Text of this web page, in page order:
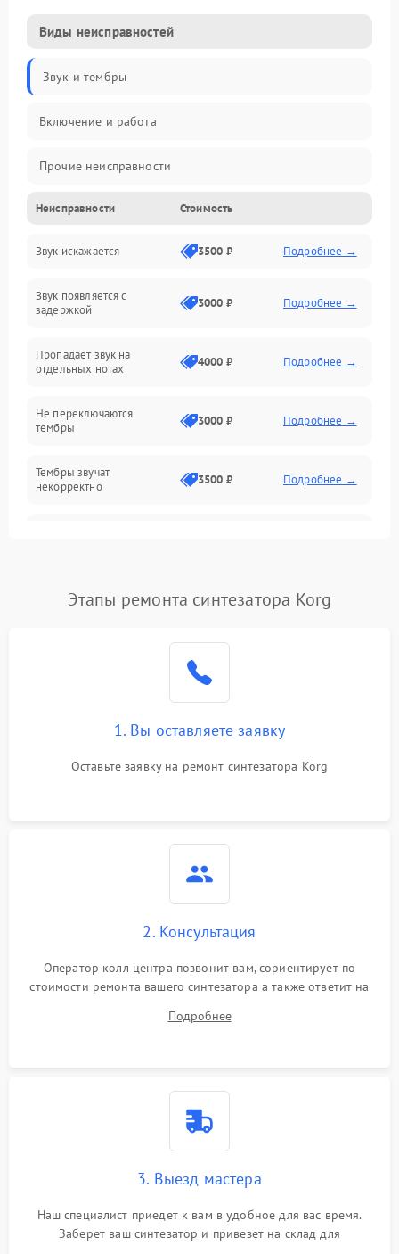
Виды неисправностей
Звук и тембры
Включение и работа
Прочие неисправности
Управление и электроника
Клавиатура
Подключения и интерфейсы
Оптика
Электроника
Неисправности Стоимость
Звук искажается 3500 ₽ Подробнее →
Звук появляется с
задержкой
3000 ₽ Подробнее →
Пропадает звук на
отдельных нотах
4000 ₽ Подробнее →
Не переключаются
тембры
3000 ₽ Подробнее →
Тембры звучат
некорректно
3500 ₽ Подробнее →
Этапы ремонта синтезатора Korg
1. Вы оставляете заявку
Оставьте заявку на ремонт синтезатора Korg
2. Консультация
Оператор колл центра позвонит вам, сориентирует по
стоимости ремонта вашего синтезатора а также ответит на
Подробнее
3. Выезд мастера
Наш специалист приедет к вам в удобное для вас время.
Заберет ваш синтезатор и привезет на склад для